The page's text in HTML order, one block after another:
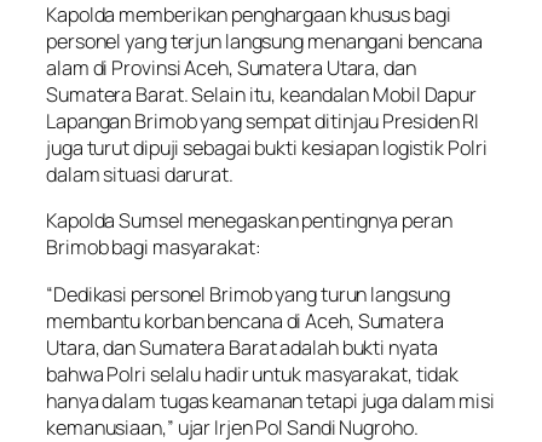
Kapolda memberikan penghargaan khusus bagi
personel yang terjun langsung menangani bencana
alam di Provinsi Aceh, Sumatera Utara, dan
Sumatera Barat. Selain itu, keandalan Mobil Dapur
Lapangan Brimob yang sempat ditinjau Presiden RI
juga turut dipuji sebagai bukti kesiapan logistik Polri
dalam situasi darurat.
Kapolda Sumsel menegaskan pentingnya peran
Brimob bagi masyarakat:
“Dedikasi personel Brimob yang turun langsung
membantu korban bencana di Aceh, Sumatera
Utara, dan Sumatera Barat adalah bukti nyata
bahwa Polri selalu hadir untuk masyarakat, tidak
hanya dalam tugas keamanan tetapi juga dalam misi
kemanusiaan,” ujar Irjen Pol Sandi Nugroho.